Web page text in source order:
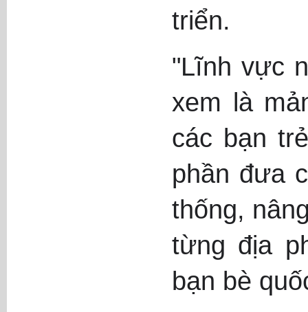
triển.
"Lĩnh vực
xem là
các bạn
phần đưa
thống,
từng địa
bạn bè